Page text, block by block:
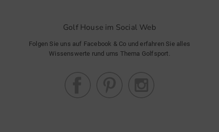
Golf House im Social Web
Folgen Sie uns auf Facebook & Co und erfahren Sie alles
Wissenswerte rund ums Thema Golfsport.